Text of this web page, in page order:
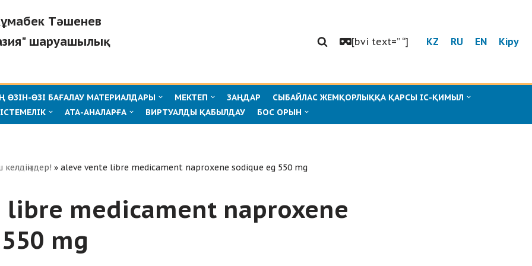
Тәшенев
шаруашылық
[bvi text=” “] KZ RU EN Кіру
ӨЗІ БАҒАЛАУ МАТЕРИАЛДАРЫ МЕКТЕП ЗАҢДАР
СЫБАЙЛАС ЖЕМҚОРЛЫҚҚА ҚАРСЫ ІС-ҚИМЫЛ
АТА-АНАЛАРҒА ВИРТУАЛДЫ ҚАБЫЛДАУ БОС ОРЫН
келдіңіздер! » aleve vente libre medicament naproxene sodique eg 550 mg
libre medicament naproxene
mg